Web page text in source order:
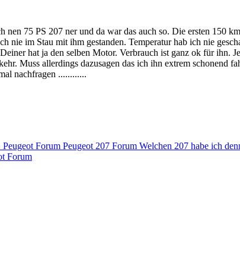
75 PS 207 ner und da war das auch so. Die ersten 150
nie im Stau mit ihm gestanden. Temperatur hab ich nie
hat ja den selben Motor. Verbrauch ist ganz ok für ihn.
Muss allerdings dazusagen das ich ihn extrem schonend
nachfragen ............
Peugeot Forum Peugeot 207 Forum Welchen 207 habe ich
Forum